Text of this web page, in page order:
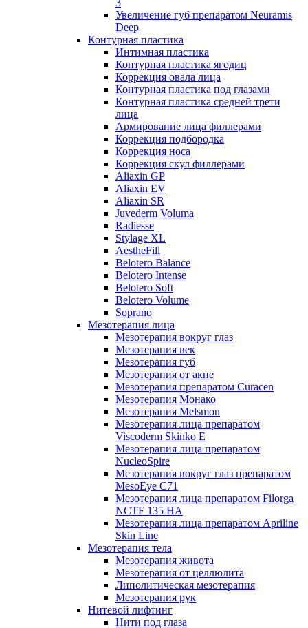
3
Увеличение губ препаратом Neuramis
Deep
Контурная пластика
Интимная пластика
Контурная пластика ягодиц
Коррекция овала лица
Контурная пластика под глазами
Контурная пластика средней трети
лица
Армирование лица филлерами
Коррекция подбородка
Коррекция носа
Коррекция скул филлерами
Aliaxin GP
Aliaxin EV
Aliaxin SR
Juvederm Voluma
Radiesse
Stylage XL
AestheFill
Belotero Balance
Belotero Intense
Belotero Soft
Belotero Volume
Soprano
Мезотерапия лица
Мезотерапия вокруг глаз
Мезотерапия век
Мезотерапия губ
Мезотерапия от акне
Мезотерапия препаратом Curacen
Мезотерапия Монако
Мезотерапия Melsmon
Мезотерапия лица препаратом
Viscoderm Skinko E
Мезотерапия лица препаратом
NucleoSpire
Мезотерапия вокруг глаз препаратом
MesoEye С71
Мезотерапия лица препаратом Filorga
NCTF 135 HA
Мезотерапия лица препаратом Apriline
Skin Line
Мезотерапия тела
Мезотерапия живота
Мезотерапия от целлюлита
Липолитическая мезотерапия
Мезотерапия рук
Нитевой лифтинг
Нити под глаза